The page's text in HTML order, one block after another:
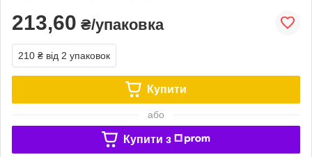
213,60 ₴/упаковка
210 ₴ від 2 упаковок
Купити
або
Купити з